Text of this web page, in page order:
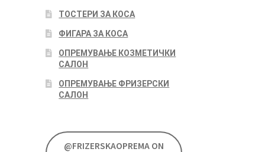
ТОСТЕРИ ЗА КОСА
ФИГАРА ЗА КОСА
ОПРЕМУВАЊЕ КОЗМЕТИЧКИ
САЛОН
ОПРЕМУВАЊЕ ФРИЗЕРСКИ
САЛОН
@FRIZERSKAOPREMA ON